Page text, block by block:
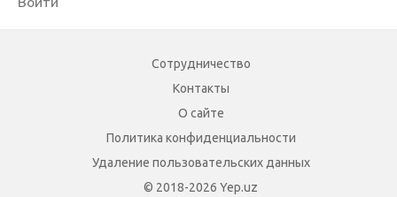
Сотрудничество
Контакты
О сайте
Политика конфиденциальности
Удаление пользовательских данных
© 2018-2026 Yep.uz